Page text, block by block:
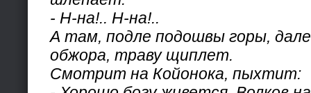
- Н-на!.. Н-на!..
А там, подле подошвы горы,
обжора, траву щиплет.
Смотрит на Койонока, пыхтит: